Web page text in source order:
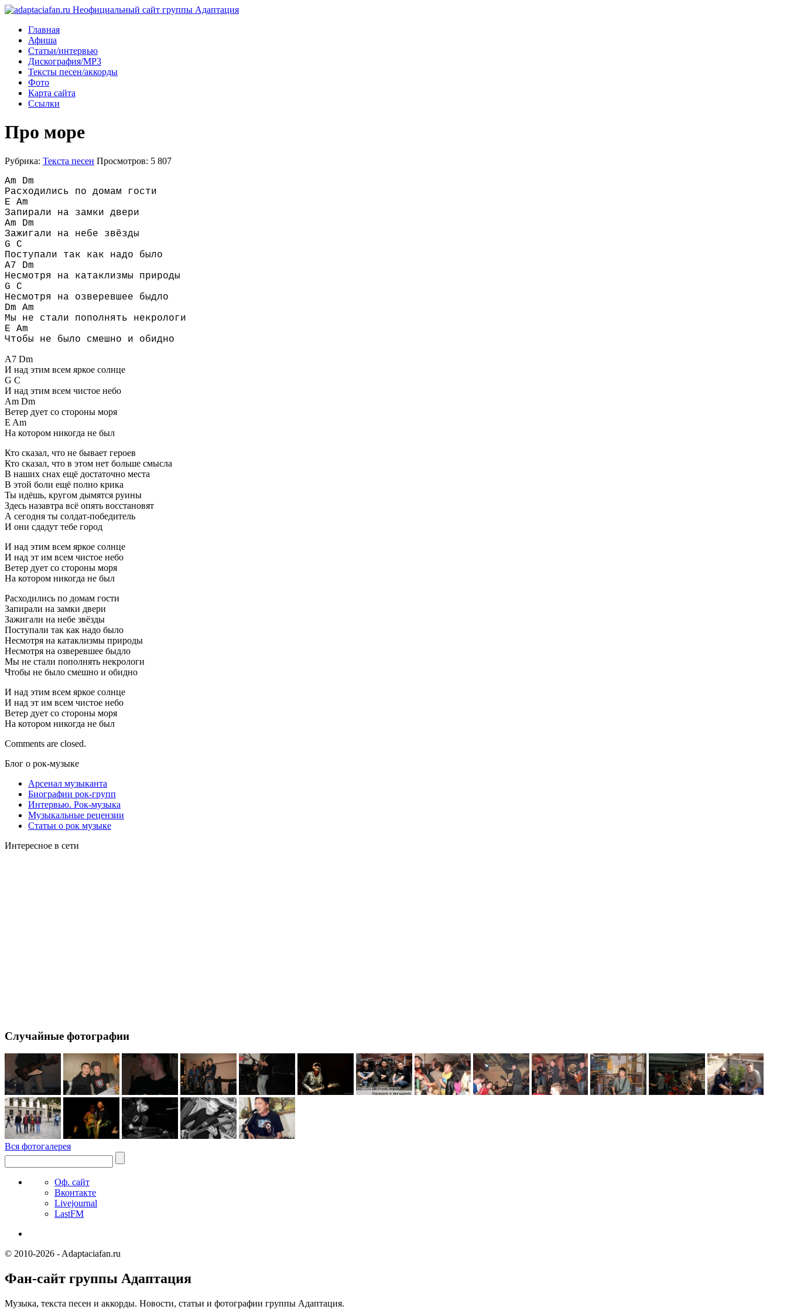
Главная
Афиша
Статьи/интервью
Дискография/MP3
Тексты песен/аккорды
Фото
Карта сайта
Ссылки
Про море
Рубрика: Текста песен Просмотров: 5 807
Am Dm
Расходились по домам гости
E Am
Запирали на замки двери
Am Dm
Зажигали на небе звёзды
G C
Поступали так как надо было
A7 Dm
Несмотря на катаклизмы природы
G C
Несмотря на озверевшее быдло
Dm Am
Мы не стали пополнять некрологи
E Am
Чтобы не было смешно и обидно
A7 Dm
И над этим всем яркое солнце
G C
И над этим всем чистое небо
Am Dm
Ветер дует со стороны моря
E Am
На котором никогда не был
Кто сказал, что не бывает героев
Кто сказал, что в этом нет больше смысла
В наших снах ещё достаточно места
В этой боли ещё полно крика
Ты идёшь, кругом дымятся руины
Здесь назавтра всё опять восстановят
А сегодня ты солдат-победитель
И они сдадут тебе город
И над этим всем яркое солнце
И над эт им всем чистое небо
Ветер дует со стороны моря
На котором никогда не был
Расходились по домам гости
Запирали на замки двери
Зажигали на небе звёзды
Поступали так как надо было
Несмотря на катаклизмы природы
Несмотря на озверевшее быдло
Мы не стали пополнять некрологи
Чтобы не было смешно и обидно
И над этим всем яркое солнце
И над эт им всем чистое небо
Ветер дует со стороны моря
На котором никогда не был
Comments are closed.
Блог о рок-музыке
Арсенал музыканта
Биографии рок-групп
Интервью. Рок-музыка
Музыкальные рецензии
Статьи о рок музыке
Интересное в сети
Случайные фотографии
Вся фотогалерея
Оф. сайт
Вконтакте
Livejournal
LastFM
© 2010-2026 - Adaptaciafan.ru
Фан-сайт группы Адаптация
Музыка, текста песен и аккорды. Новости, статьи и фотографии группы Адаптация.